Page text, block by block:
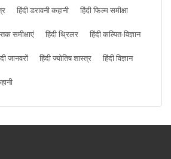
हिंदी डरावनी कहानी
हिंदी फिल्म समीक्षा
समीक्षाएं हिंदी थ्रिलर
हिंदी कल्पित-विज्ञान
जानवरों हिंदी ज्योतिष शास्त्र
हिंदी विज्ञान